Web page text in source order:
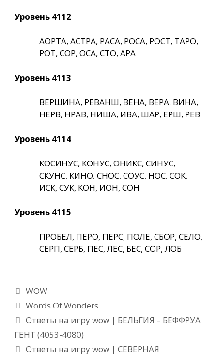
Уровень 4112
АОРТА, АСТРА, РАСА, РОСА, РОСТ, ТАРО,
РОТ, СОР, ОСА, СТО, АРА
Уровень 4113
ВЕРШИНА, РЕВАНШ, ВЕНА, ВЕРА, ВИНА,
НЕРВ, НРАВ, НИША, ИВА, ШАР, ЕРШ, РЕВ
Уровень 4114
КОСИНУС, КОНУС, ОНИКС, СИНУС,
СКУНС, КИНО, СНОС, СОУС, НОС, СОК,
ИСК, СУК, КОН, ИОН, СОН
Уровень 4115
ПРОБЕЛ, ПЕРО, ПЕРС, ПОЛЕ, СБОР, СЕЛО,
СЕРП, СЕРБ, ПЕС, ЛЕС, БЕС, СОР, ЛОБ
Рубрики
WOW
Метки
Words Of Wonders
Ответы на игру wow | БЕЛЬГИЯ – БЕФФРУА
ГЕНТ (4053-4080)
Ответы на игру wow | СЕВЕРНАЯ